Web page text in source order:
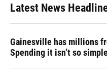
Latest News
Gainesville has millions
Spending it isn’t so